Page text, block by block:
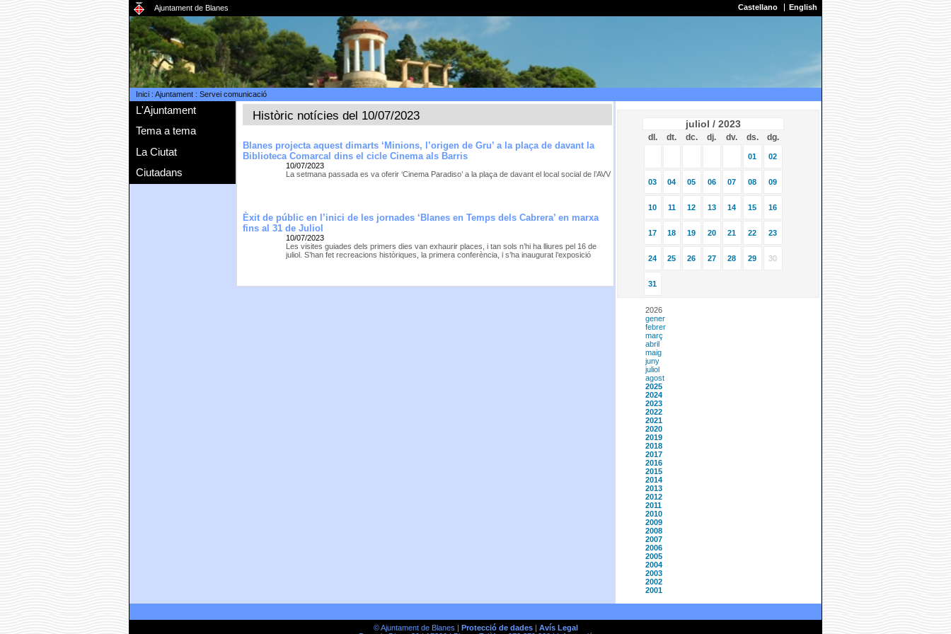
Ajuntament de Blanes Castellano English
Inici: Ajuntament: Servei comunicació
L'Ajuntament
Tema a tema
La Ciutat
Ciutadans
Històric notícies del 10/07/2023
Blanes projecta aquest dimarts ‘Minions, l’origen de Gru’ a la plaça de davant la
Biblioteca Comarcal dins el cicle Cinema als Barris
10/07/2023
La setmana passada es va oferir ‘Cinema Paradiso’ a la plaça de davant el local social de l’AVV
Èxit de públic en l’inici de les jornades ‘Blanes en Temps dels Cabrera’ en marxa
fins al 31 de Juliol
10/07/2023
Les visites guiades dels primers dies van exhaurir places, i tan sols n’hi ha lliures pel 16 de
juliol. S’han fet recreacions històriques, la primera conferència, i s’ha inaugurat l’exposició
juliol / 2023
dl. dt. dc. dj. dv. ds. dg.
01 02
03 04 05 06 07 08 09
10 11 12 13 14 15 16
17 18 19 20 21 22 23
24 25 26 27 28 29 30
31
2026
gener
febrer
març
abril
maig
juny
juliol
agost
2025
2024
2023
2022
2021
2020
2019
2018
2017
2016
2015
2014
2013
2012
2011
2010
2009
2008
2007
2006
2005
2004
2003
2002
2001
© Ajuntament de Blanes | Protecció de dades| Avís Legal